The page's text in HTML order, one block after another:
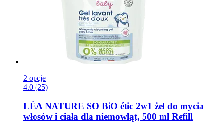
2 opcje
4.0 (25)
LÉA NATURE SO BiO étic 2w1 żel do mycia
włosów i ciała dla niemowląt, 500 ml Refill